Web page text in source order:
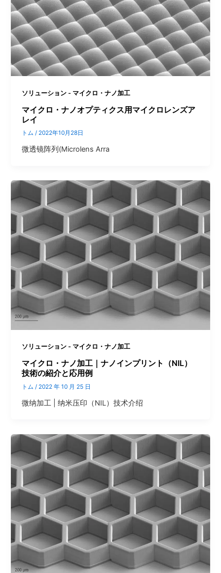
ソリューション - マイクロ・ナノ加工
マイクロ・ナノオプティクス用マイクロレンズア
レイ
トム/ 2022年10月28日
微透镜阵列(Microlens Arra
ソリューション - マイクロ・ナノ加工
マイクロ・ナノ加工｜ナノインプリント（NIL）
技術の紹介と応用例
トム / 2022 年 10 月 25 日
微纳加工 | 纳米压印（NIL）技术介绍